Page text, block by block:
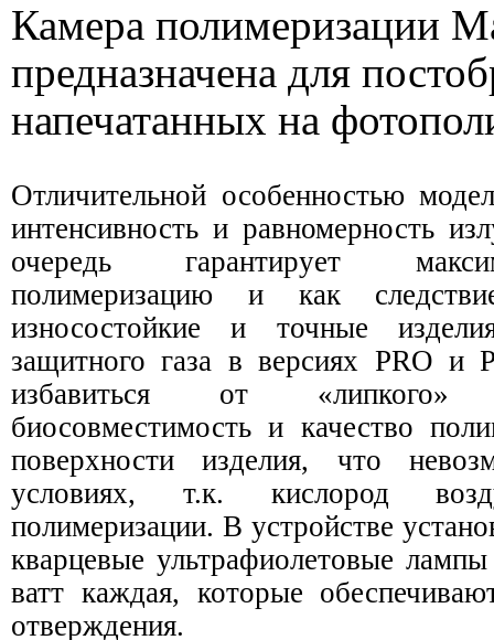
Камера полимеризации
предназначена для
напечатанных на
Отличительной особенностью
интенсивность и равномерность
очередь гарантирует
полимеризацию и как
износостойкие и точные
защитного газа в версиях PRO и
избавиться от
биосовместимость и качество
поверхности изделия, что
условиях, т.к. кислород
полимеризации. В устройстве
кварцевые ультрафиолетовые
ватт каждая, которые
отверждения.